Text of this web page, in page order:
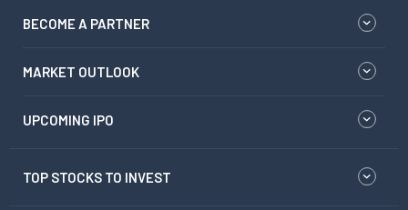
BECOME A PARTNER
MARKET OUTLOOK
UPCOMING IPO
TOP STOCKS TO INVEST